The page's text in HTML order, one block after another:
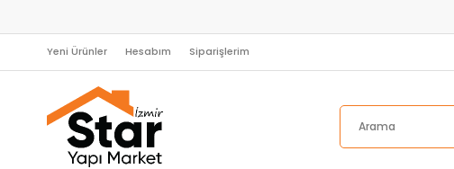
Yeni Ürünler Hesabım Siparişlerim